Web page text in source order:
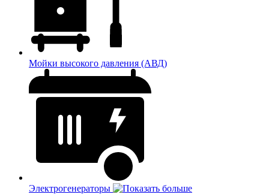
Мойки высокого давления (АВД)
Электрогенераторы